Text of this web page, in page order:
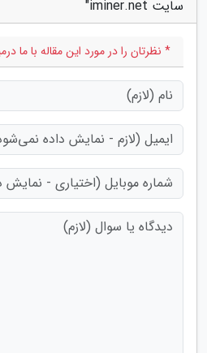
سایت iminer.net"
* نظرتان را در مورد این مقاله با ما